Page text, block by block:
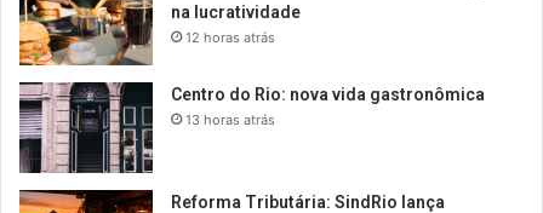
na lucratividade
12 horas atrás
Centro do Rio: nova vida gastronômica
13 horas atrás
Reforma Tributária: SindRio lança